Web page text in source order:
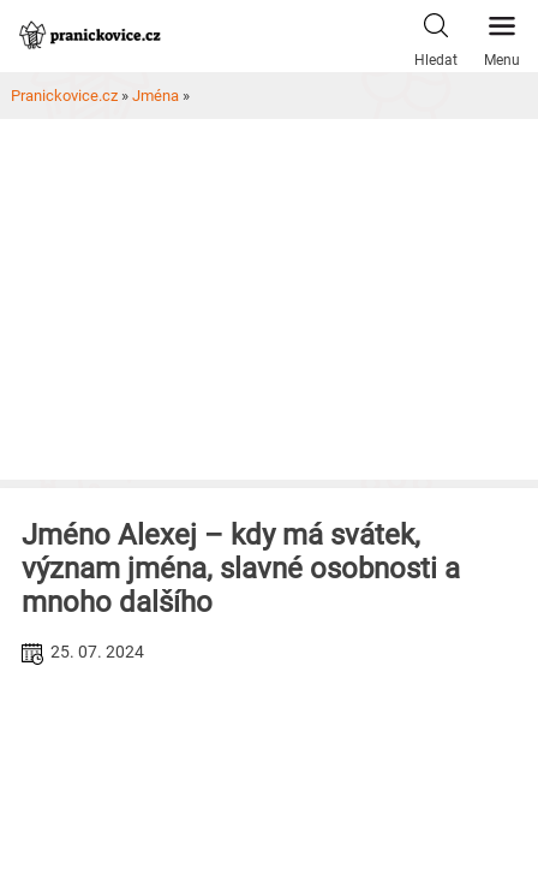
Skip
Hledat Menu
Pranickovice.cz » Jména »
Jméno Alexej – kdy má svátek,
význam jména, slavné osobnosti a
mnoho dalšího
25. 07. 2024